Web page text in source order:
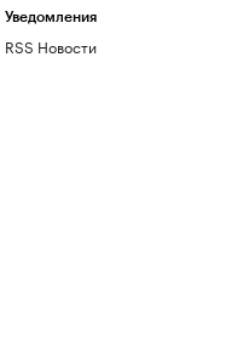
Уведомления
RSS Новости